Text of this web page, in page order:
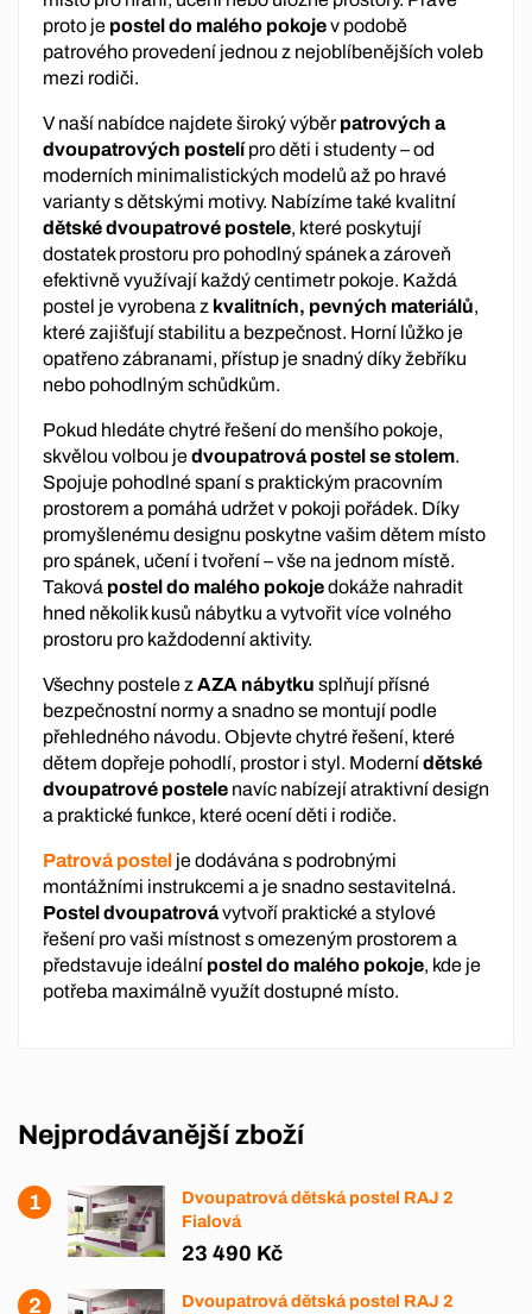
proto je postel do malého pokojev podobě
patrového provedení jednou z nejoblíbenějších voleb
mezi rodiči.
V naší nabídce najdete široký výběrpatrových a
dvoupatrových postelípro děti i studenty – od
moderních minimalistických modelů až po hravé
varianty s dětskými motivy. Nabízíme také kvalitní
dětské dvoupatrové postele, které poskytují
dostatek prostoru pro pohodlný spánek a zároveň
efektivně využívají každý centimetr pokoje. Každá
postel je vyrobena z kvalitních, pevných materiálů,
které zajišťují stabilitu a bezpečnost. Horní lůžko je
opatřeno zábranami, přístup je snadný díky žebříku
nebo pohodlným schůdkům.
Pokud hledáte chytré řešení do menšího pokoje,
skvělou volbou jedvoupatrová postel se stolem.
Spojuje pohodlné spaní s praktickým pracovním
prostorem a pomáhá udržet v pokoji pořádek. Díky
promyšlenému designu poskytne vašim dětem místo
pro spánek, učení i tvoření – vše na jednom místě.
Taková postel do malého pokojedokáže nahradit
hned několik kusů nábytku a vytvořit více volného
prostoru pro každodenní aktivity.
Všechny postele z AZA nábytku splňují přísné
bezpečnostní normy a snadno se montují podle
přehledného návodu. Objevte chytré řešení, které
dětem dopřeje pohodlí, prostor i styl. Modernídětské
dvoupatrové postele navíc nabízejí atraktivní design
a praktické funkce, které ocení děti i rodiče.
Patrová postel je dodávána s podrobnými
montážními instrukcemi a je snadno sestavitelná.
Postel dvoupatrovávytvoří praktické a stylové
řešení pro vaši místnost s omezeným prostorem a
představuje ideální postel do malého pokoje, kde je
potřeba maximálně využít dostupné místo.
Nejprodávanější zboží
Dvoupatrová dětská postel RAJ 2
Fialová
23 490 Kč
Dvoupatrová dětská postel RAJ 2